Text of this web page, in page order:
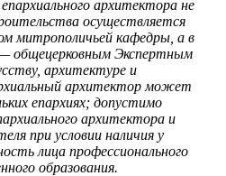
архитектора не
осуществляется
митрополичьей кафедры, а в
— общецерковным Экспертным
архитектуре и
архитектор может
епархиях; допустимо
архитектора и
при условии наличия у
лица профессионального
образования.